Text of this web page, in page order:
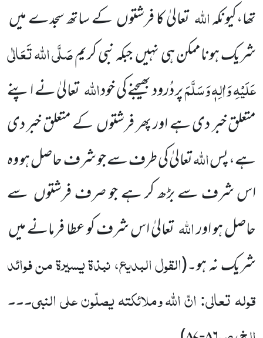
تھا،کیونکہاللہتعالیٰ کا فرشتوں کے ساتھ سجدے میں
شریک ہوناممکن ہی نہیں جبکہ نبی کریمصَلَّی اللہ تَعَالٰی
عَلَیْہِ وَاٰلِہٖ وَسَلَّمَپر دُرود بھیجنے کی خوداللہتعالیٰ نے اپنے
متعلق خبر دی ہے اور پھر فرشتوں کے متعلق خبر دی
ہے، پساللہتعالیٰ کی طرف سے جو شرف حاصل ہو وہ
اس شرف سے بڑھ کر ہے جو صرف فرشتوں سے
حاصل ہو اوراللہتعالیٰ اس شرف کو عطا فرمانے میں
شریک نہ ہو۔(القول البدیع، نبذۃ یسیرۃ من فوائد
قولہ تعالی: انّ اللّٰہ وملائکتہ یصلّون علی النبی۔۔۔